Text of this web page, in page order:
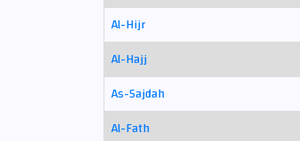
Al-Hijr
Al-Hajj
As-Sajdah
Al-Fath